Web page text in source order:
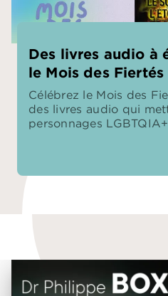
Des livres audio à
le Mois des Fiertés
Célébrez le Mois des
des livres audio qui
personnages